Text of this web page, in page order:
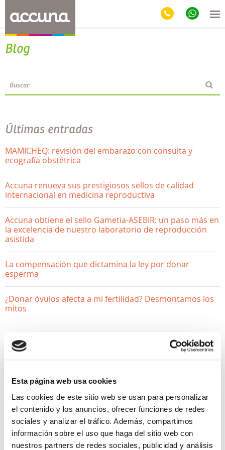
Esta página web usa cookies
Las cookies de este sitio web se usan para personalizar
el contenido y los anuncios, ofrecer funciones de redes
sociales y analizar el tráfico. Además, compartimos
información sobre el uso que haga del sitio web con
nuestros partners de redes sociales, publicidad y análisis
Blog
Últimas entradas
MAMICHEQ: revisión del embarazo con consulta y
ecografía obstétrica
Accuna renueva sus prestigiosos sellos de calidad
internacional en medicina reproductiva
Accuna obtiene el sello Gametia-ASEBIR: un paso más en
la excelencia de nuestro laboratorio de reproducción
asistida
La compensación que dictamina la ley por donar
esperma
¿Donar óvulos afecta a mi fertilidad? Desmontamos los
mitos